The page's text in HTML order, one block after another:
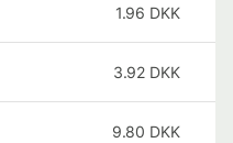
1.96 DKK
3.92 DKK
9.80 DKK